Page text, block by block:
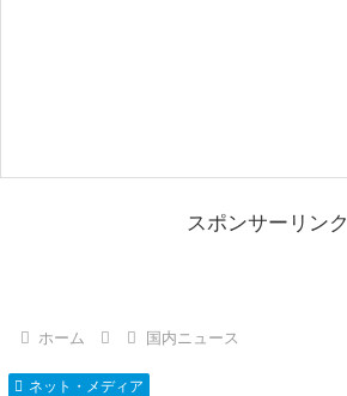
スポンサーリンク
ホーム 国内ニュース
ネット・メディア